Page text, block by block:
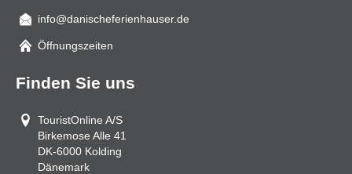
Mail
info@danischeferienhauser.de
Öffnungszeiten
Finden Sie uns
TouristOnline A/S
Birkemose Alle 41
DK-6000 Kolding
Dänemark